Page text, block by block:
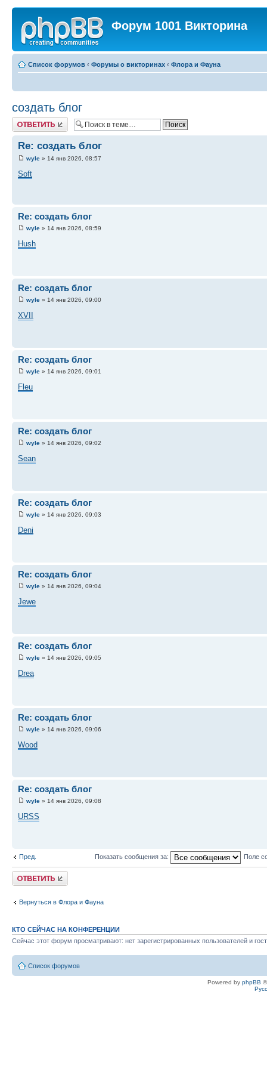
Форум 1001 Викторина
Список форумов ‹ Форумы о викторинах ‹ Флора и Фауна
создать блог
Ответить
Re: создать блог
wyle » 14 янв 2026, 08:57
Soft
Re: создать блог
wyle » 14 янв 2026, 08:59
Hush
Re: создать блог
wyle » 14 янв 2026, 09:00
XVII
Re: создать блог
wyle » 14 янв 2026, 09:01
Fleu
Re: создать блог
wyle » 14 янв 2026, 09:02
Sean
Re: создать блог
wyle » 14 янв 2026, 09:03
Deni
Re: создать блог
wyle » 14 янв 2026, 09:04
Jewe
Re: создать блог
wyle » 14 янв 2026, 09:05
Drea
Re: создать блог
wyle » 14 янв 2026, 09:06
Wood
Re: создать блог
wyle » 14 янв 2026, 09:08
URSS
Пред. Показать сообщения за: Поле
Ответить
Вернуться в Флора и Фауна
КТО СЕЙЧАС НА КОНФЕРЕНЦИИ
Сейчас этот форум просматривают: нет зарегистрированных пользователей и
Список форумов
Powered by phpBB